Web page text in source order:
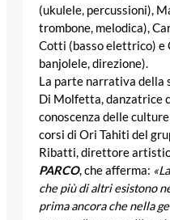
(ukulele, percussioni),
trombone, melodica),
Cotti (basso elettrico) e
banjolele, direzione).
La parte narrativa della
Di Molfetta, danzatrice
conoscenza delle
corsi di Ori Tahiti del
Ribatti, direttore
PARCO, che afferma:
che più di altri esistono
prima ancora che nella